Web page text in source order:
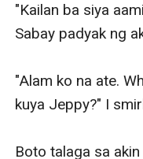
"Kailan ba siya
Sabay padyak ng
"Alam ko na ate.
kuya Jeppy?" I
Boto talaga sa